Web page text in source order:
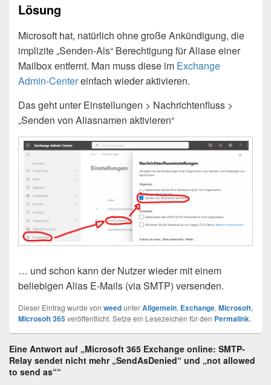
Lösung
Microsoft hat, natürlich ohne große Ankündigung, die
implizite „Senden-Als“ Berechtigung für Aliase einer
Mailbox entfernt. Man muss diese im Exchange
Admin-Centereinfach wieder aktivieren.
Das geht unter Einstellungen > Nachrichtenfluss >
„Senden von Aliasnamen aktivieren“
… und schon kann der Nutzer wieder mit einem
beliebigen Alias E-Mails (via SMTP) versenden.
Dieser Eintrag wurde von weedunterAllgemein, Exchange, Microsoft,
Microsoft 365veröffentlicht. Setze ein Lesezeichen für den Permalink.
Eine Antwort auf „Microsoft 365 Exchange online: SMTP-
Relay sendet nicht mehr „SendAsDenied“ und „not allowed
to send as““